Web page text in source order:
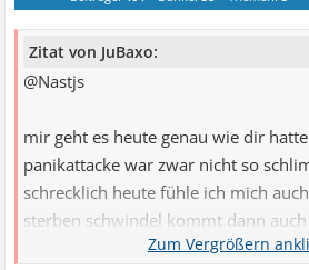
Zitat von JuBaxo:
@Nastjs
mir geht es heute genau wie dir
panikattacke war zwar nicht so
schrecklich heute fühle ich mich
sterben schwindel kommt dann